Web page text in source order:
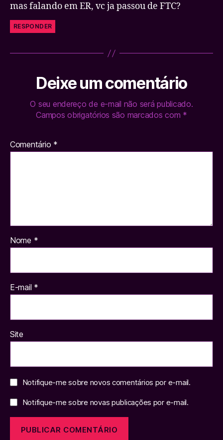
mas falando em ER, vc ja passou de FTC?
RESPONDER
Deixe um comentário
O seu endereço de e-mail não será publicado.
Campos obrigatórios são marcados com *
Comentário *
Nome *
E-mail *
Site
Notifique-me sobre novos comentários por e-mail.
Notifique-me sobre novas publicações por e-mail.